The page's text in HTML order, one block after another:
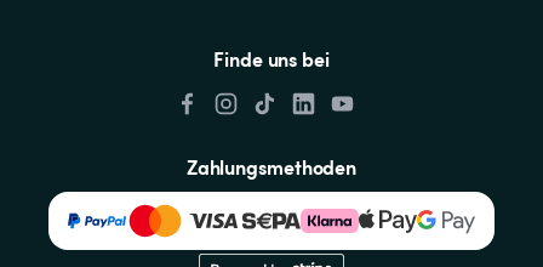
Finde uns bei
Zahlungsmethoden